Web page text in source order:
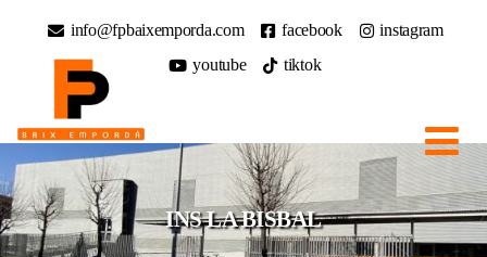
info@fpbaixemporda.com facebook
instagram
youtube
tiktok
INS LA BISBAL